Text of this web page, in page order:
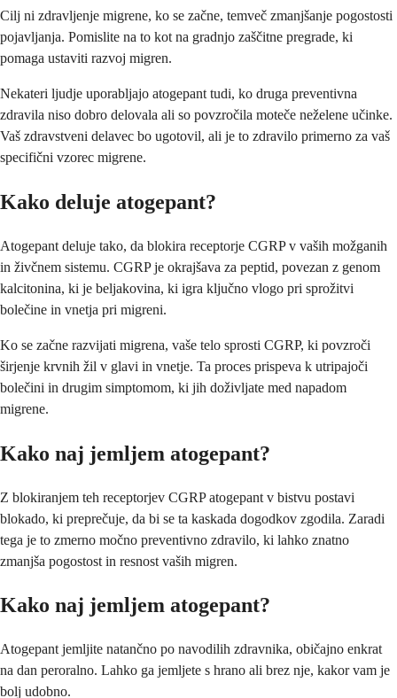
Cilj ni zdravljenje migrene, ko se začne, temveč zmanjšanje pogostosti
pojavljanja. Pomislite na to kot na gradnjo zaščitne pregrade, ki
pomaga ustaviti razvoj migren.
Nekateri ljudje uporabljajo atogepant tudi, ko druga preventivna
zdravila niso dobro delovala ali so povzročila moteče neželene učinke.
Vaš zdravstveni delavec bo ugotovil, ali je to zdravilo primerno za vaš
specifični vzorec migrene.
Kako deluje atogepant?
Atogepant deluje tako, da blokira receptorje CGRP v vaših možganih
in živčnem sistemu. CGRP je okrajšava za peptid, povezan z genom
kalcitonina, ki je beljakovina, ki igra ključno vlogo pri sprožitvi
bolečine in vnetja pri migreni.
Ko se začne razvijati migrena, vaše telo sprosti CGRP, ki povzroči
širjenje krvnih žil v glavi in vnetje. Ta proces prispeva k utripajoči
bolečini in drugim simptomom, ki jih doživljate med napadom
migrene.
Kako naj jemljem atogepant?
Z blokiranjem teh receptorjev CGRP atogepant v bistvu postavi
blokado, ki preprečuje, da bi se ta kaskada dogodkov zgodila. Zaradi
tega je to zmerno močno preventivno zdravilo, ki lahko znatno
zmanjša pogostost in resnost vaših migren.
Kako naj jemljem atogepant?
Atogepant jemljite natančno po navodilih zdravnika, običajno enkrat
na dan peroralno. Lahko ga jemljete s hrano ali brez nje, kakor vam je
bolj udobno.